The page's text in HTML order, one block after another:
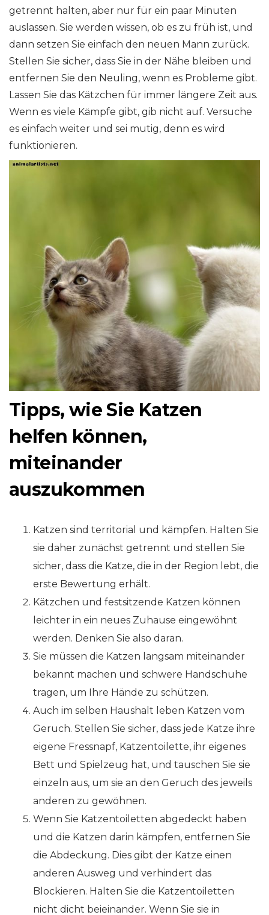
getrennt halten, aber nur für ein paar Minuten
auslassen. Sie werden wissen, ob es zu früh ist, und
dann setzen Sie einfach den neuen Mann zurück.
Stellen Sie sicher, dass Sie in der Nähe bleiben und
entfernen Sie den Neuling, wenn es Probleme gibt.
Lassen Sie das Kätzchen für immer längere Zeit aus.
Wenn es viele Kämpfe gibt, gib nicht auf. Versuche
es einfach weiter und sei mutig, denn es wird
funktionieren.
Tipps, wie Sie Katzen
helfen können,
miteinander
auszukommen
Katzen sind territorial und kämpfen. Halten Sie
sie daher zunächst getrennt und stellen Sie
sicher, dass die Katze, die in der Region lebt, die
erste Bewertung erhält.
Kätzchen und festsitzende Katzen können
leichter in ein neues Zuhause eingewöhnt
werden. Denken Sie also daran.
Sie müssen die Katzen langsam miteinander
bekannt machen und schwere Handschuhe
tragen, um Ihre Hände zu schützen.
Auch im selben Haushalt leben Katzen vom
Geruch. Stellen Sie sicher, dass jede Katze ihre
eigene Fressnapf, Katzentoilette, ihr eigenes
Bett und Spielzeug hat, und tauschen Sie sie
einzeln aus, um sie an den Geruch des jeweils
anderen zu gewöhnen.
Wenn Sie Katzentoiletten abgedeckt haben
und die Katzen darin kämpfen, entfernen Sie
die Abdeckung. Dies gibt der Katze einen
anderen Ausweg und verhindert das
Blockieren. Halten Sie die Katzentoiletten
nicht dicht beieinander. Wenn Sie sie in